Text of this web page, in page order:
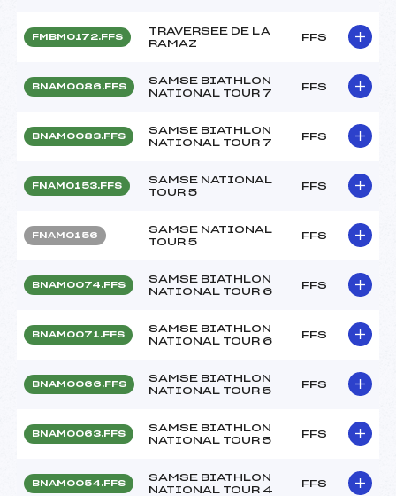
FMBM0172.FFS
TRAVERSEE DE LA
RAMAZ
FFS
BNAM0086.FFS
SAMSE BIATHLON
NATIONAL TOUR 7
FFS
BNAM0083.FFS
SAMSE BIATHLON
NATIONAL TOUR 7
FFS
FNAM0153.FFS
SAMSE NATIONAL
TOUR 5
FFS
FNAM0156
SAMSE NATIONAL
TOUR 5
FFS
BNAM0074.FFS
SAMSE BIATHLON
NATIONAL TOUR 6
FFS
BNAM0071.FFS
SAMSE BIATHLON
NATIONAL TOUR 6
FFS
BNAM0066.FFS
SAMSE BIATHLON
NATIONAL TOUR 5
FFS
BNAM0063.FFS
SAMSE BIATHLON
NATIONAL TOUR 5
FFS
BNAM0054.FFS
SAMSE BIATHLON
NATIONAL TOUR 4
FFS